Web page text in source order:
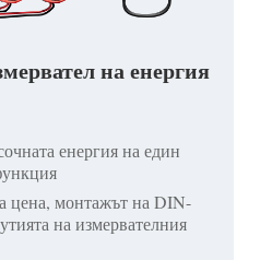
на енергия
енергия на един
цена, монтажът на DIN-
на измервателния